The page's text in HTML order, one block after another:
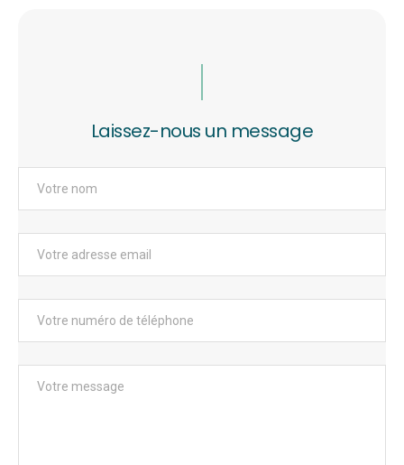
Laissez-nous un message